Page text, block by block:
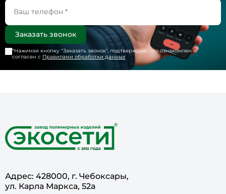
*Нажимая кнопку "Заказать звонок", подтверждаю, что ознакомлен и
согласен с Правилами обработки данных
Адрес: 428000, г. Чебоксары,
ул. Карла Маркса, 52а